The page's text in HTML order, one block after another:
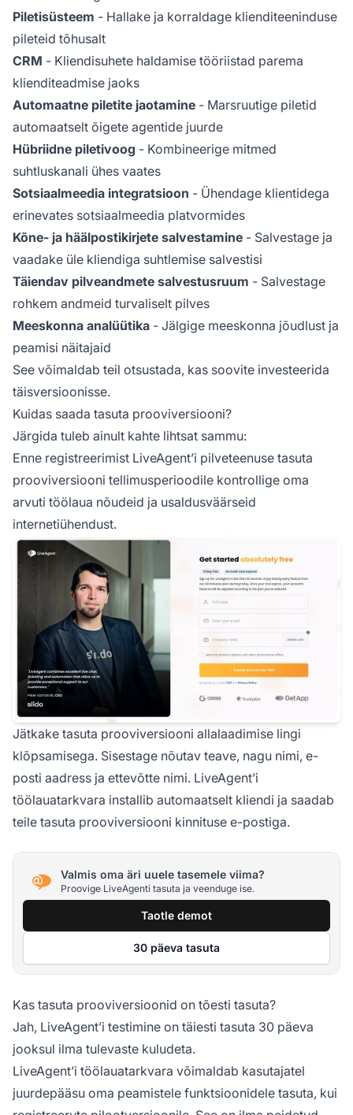
Piletisüsteem - Hallake ja korraldage klienditeeninduse
pileteid tõhusalt
CRM - Kliendisuhete haldamise tööriistad parema
klienditeadmise jaoks
Automaatne piletite jaotamine - Marsruutige piletid
automaatselt õigete agentide juurde
Hübriidne piletivoog - Kombineerige mitmed
suhtluskanali ühes vaates
Sotsiaalmeedia integratsioon - Ühendage klientidega
erinevates sotsiaalmeedia platvormides
Kõne- ja häälpostikirjete salvestamine - Salvestage ja
vaadake üle kliendiga suhtlemise salvestisi
Täiendav pilveandmete salvestusruum - Salvestage
rohkem andmeid turvaliselt pilves
Meeskonna analüütika - Jälgige meeskonna jõudlust ja
peamisi näitajaid
See võimaldab teil otsustada, kas soovite investeerida
täisversioonisse.
Kuidas saada tasuta prooviversiooni?
Järgida tuleb ainult kahte lihtsat sammu:
Enne registreerimist LiveAgent’i pilveteenuse tasuta
prooviversiooni tellimusperioodile kontrollige oma
arvuti töölaua nõudeid ja usaldusväärseid
internetiühendust.
Jätkake tasuta prooviversiooni allalaadimise lingi
klõpsamisega. Sisestage nõutav teave, nagu nimi, e-
posti aadress ja ettevõtte nimi. LiveAgent’i
töölauatarkvara installib automaatselt kliendi ja saadab
teile tasuta prooviversiooni kinnituse e-postiga.
Valmis oma äri uuele tasemele viima?
Proovige LiveAgenti tasuta ja veenduge ise.
Taotle demot
30 päeva tasuta
Kas tasuta prooviversioonid on tõesti tasuta?
Jah, LiveAgent’i testimine on täiesti tasuta 30 päeva
jooksul ilma tulevaste kuludeta.
LiveAgent’i töölauatarkvara võimaldab kasutajatel
juurdepääsu oma peamistele funktsioonidele tasuta, kui